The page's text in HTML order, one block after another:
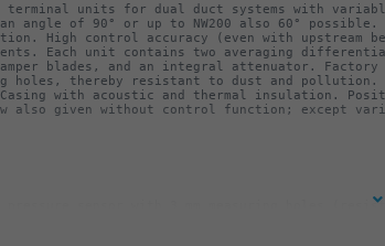
terminal units for dual duct systems with
angle of 90° or up to NW200 also 60°
High control accuracy (even with upstream
Each unit contains two averaging
blades, and an integral attenuator. Factory
holes, thereby resistant to dust and
Casing with acoustic and thermal insulation.
also given without control function; except